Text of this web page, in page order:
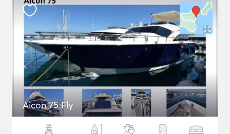
Aicon 75 Fly